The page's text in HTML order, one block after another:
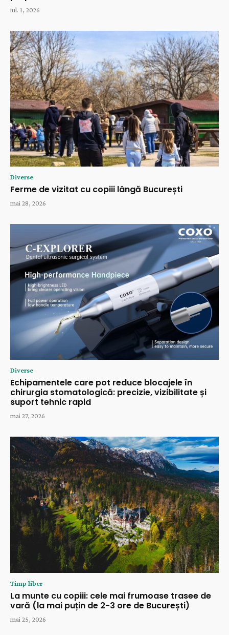
iul. 1, 2026
Diverse
Ferme de vizitat cu copiii lângă București
mai 28, 2026
Diverse
Echipamentele care pot reduce blocajele în
chirurgia stomatologică: precizie, vizibilitate și
suport tehnic rapid
mai 27, 2026
Timp liber
La munte cu copiii: cele mai frumoase trasee de
vară (la mai puțin de 2-3 ore de București)
mai 25, 2026